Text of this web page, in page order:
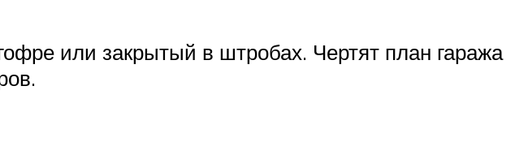
или закрытый в штробах. Чертят план гаража